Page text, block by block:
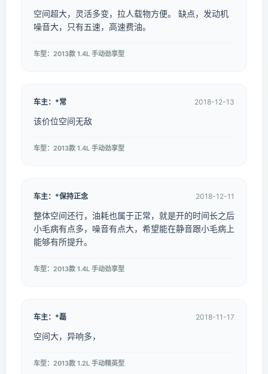
空间超大，灵活多变，拉人载物方便。 缺点，发动机
噪音大，只有五速，高速费油。
车型：2013款 1.4L 手动劲享型
车主：*常 2018-12-13
该价位空间无敌
车型：2013款 1.4L 手动劲享型
车主：*保持正念 2018-12-11
整体空间还行，油耗也属于正常，就是开的时间长之后
小毛病有点多，噪音有点大，希望能在静音跟小毛病上
能够有所提升。
车型：2013款 1.4L 手动劲享型
车主：*磊 2018-11-17
空间大，异响多，
车型：2013款 1.2L 手动精英型